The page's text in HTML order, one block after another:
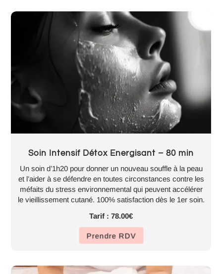
Soin Intensif Détox Energisant – 80 min
Un soin d’1h20 pour donner un nouveau souffle à la peau
et l’aider à se défendre en toutes circonstances contre les
méfaits du stress environnemental qui peuvent accélérer
le vieillissement cutané. 100% satisfaction dès le 1er soin.
Tarif : 78.00€
Prendre RDV